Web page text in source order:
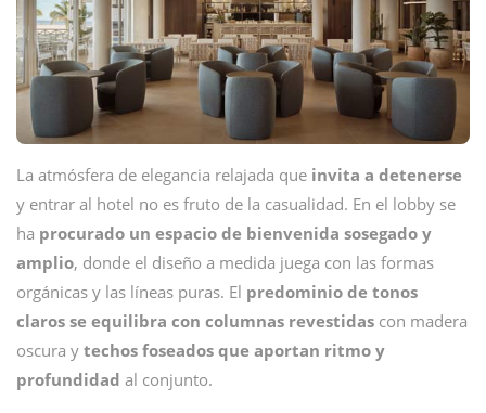
La atmósfera de elegancia relajada que invita a detenerse
y entrar al hotel no es fruto de la casualidad. En el lobby se
ha procurado un espacio de bienvenida sosegado y
amplio, donde el diseño a medida juega con las formas
orgánicas y las líneas puras. El predominio de tonos
claros se equilibra con columnas revestidas con madera
oscura y techos foseados que aportan ritmo y
profundidad al conjunto.